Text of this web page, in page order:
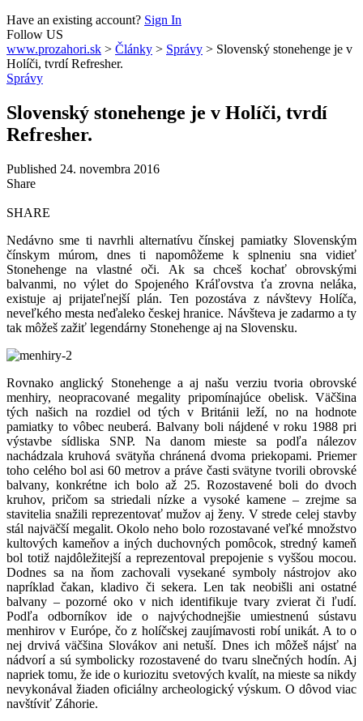
Have an existing account? Sign In
Follow US
www.prozahori.sk > Články > Správy > Slovenský stonehenge je v
Holíči, tvrdí Refresher.
Správy
Slovenský stonehenge je v Holíči, tvrdí
Refresher.
Published 24. novembra 2016
Share
SHARE
Nedávno sme ti navrhli alternatívu čínskej pamiatky Slovenským
čínskym múrom, dnes ti napomôžeme k splneniu sna vidieť
Stonehenge na vlastné oči. Ak sa chceš kochať obrovskými
balvanmi, no výlet do Spojeného Kráľovstva ťa zrovna neláka,
existuje aj prijateľnejší plán. Ten pozostáva z návštevy Holíča,
neveľkého mesta neďaleko českej hranice. Návšteva je zadarmo a ty
tak môžeš zažiť legendárny Stonehenge aj na Slovensku.
Rovnako anglický Stonehenge a aj našu verziu tvoria obrovské
menhiry, neopracované megality pripomínajúce obelisk. Väčšina
tých našich na rozdiel od tých v Británii leží, no na hodnote
pamiatky to vôbec neuberá. Balvany boli nájdené v roku 1988 pri
výstavbe sídliska SNP. Na danom mieste sa podľa nálezov
nachádzala kruhová svätyňa chránená dvoma priekopami. Priemer
toho celého bol asi 60 metrov a práve časti svätyne tvorili obrovské
balvany, konkrétne ich bolo až 25. Rozostavené boli do dvoch
kruhov, pričom sa striedali nízke a vysoké kamene – zrejme sa
stavitelia snažili reprezentovať mužov aj ženy. V strede celej stavby
stál najväčší megalit. Okolo neho bolo rozostavané veľké množstvo
kultových kameňov a iných duchovných pomôcok, stredný kameň
bol totiž najdôležitejší a reprezentoval prepojenie s vyššou mocou.
Dodnes sa na ňom zachovali vysekané symboly nástrojov ako
napríklad čakan, kladivo či sekera. Len tak neobišli ani ostatné
balvany – pozorné oko v nich identifikuje tvary zvierat či ľudí.
Podľa odborníkov ide o najvýchodnejšie umiestnenú sústavu
menhirov v Európe, čo z holíčskej zaujímavosti robí unikát. A to o
nej drvivá väčšina Slovákov ani netuší. Dnes ich môžeš nájsť na
nádvorí a sú symbolicky rozostavené do tvaru slnečných hodín. Aj
napriek tomu, že ide o kuriozitu svetových kvalít, na mieste sa nikdy
nevykonával žiaden oficiálny archeologický výskum. O dôvod viac
navštíviť Záhorie.